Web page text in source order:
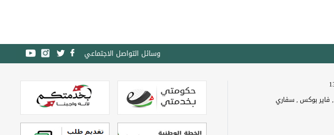
وسائل التواصل الاجتماعي